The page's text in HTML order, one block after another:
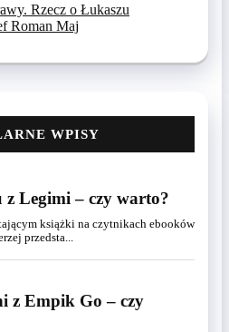
Rzecz o Łukaszu
Roman Maj
WPISY
z Legimi – czy warto?
książki na czytnikach ebooków
przedsta...
z Empik Go – czy